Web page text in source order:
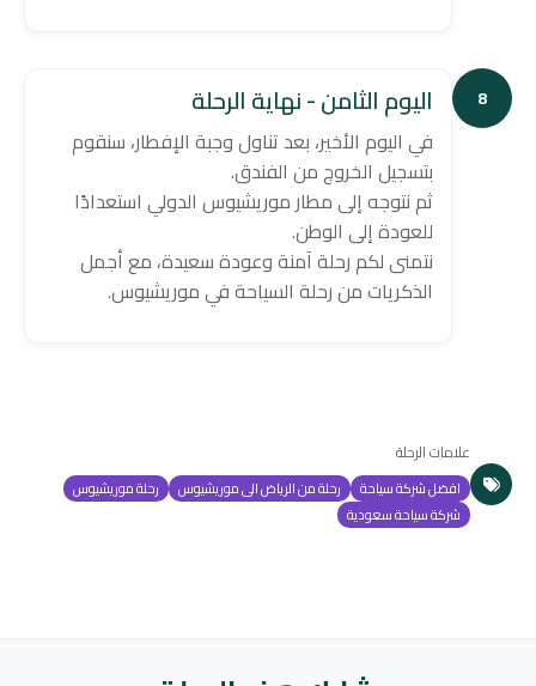
8 اليوم الثامن - نهاية الرحلة
في اليوم الأخير، بعد تناول وجبة الإفطار، سنقوم
بتسجيل الخروج من الفندق.
ثم نتوجه إلى مطار موريشيوس الدولي استعدادًا
للعودة إلى الوطن.
نتمنى لكم رحلة آمنة وعودة سعيدة، مع أجمل
الذكريات من رحلة السياحة في موريشيوس.
علامات الرحلة
افضل شركة سياحة رحلة من الرياض الى موريشيوس
رحلة موريشيوس
شركة سياحة سعودية